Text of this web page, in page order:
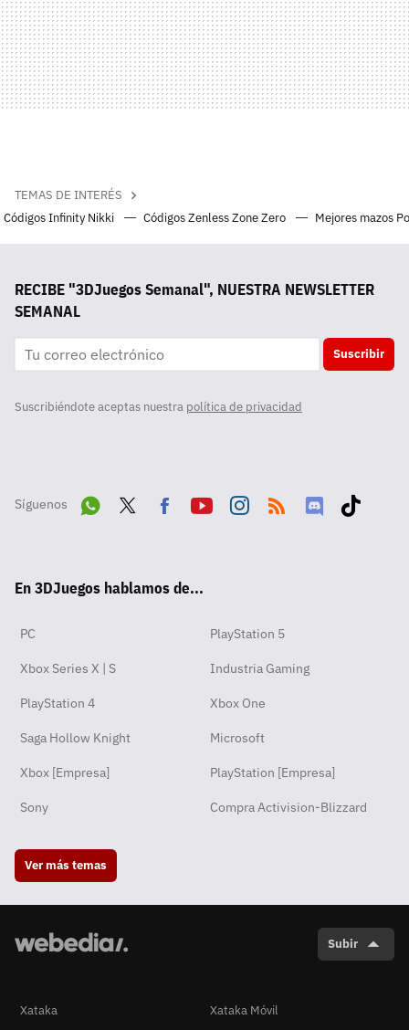
TEMAS DE INTERÉS
Códigos Infinity Nikki
Códigos Zenless Zone Zero Mejores mazos
RECIBE "3DJuegos Semanal", NUESTRA NEWSLETTER
SEMANAL
Suscribir
Suscribiéndote aceptas nuestra política de privacidad
Síguenos
pp
ok
En 3DJuegos hablamos de...
PC PlayStation 5
Xbox Series X | S Industria Gaming
PlayStation 4 Xbox One
Saga Hollow Knight Microsoft
Xbox [Empresa] PlayStation [Empresa]
Sony Compra Activision-Blizzard
Ver más temas
Subir
Xataka Xataka Móvil